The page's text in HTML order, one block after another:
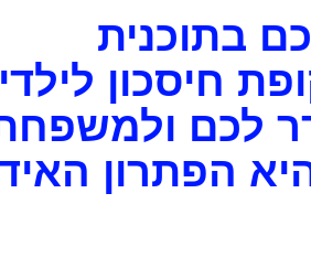
בתוכנית
חיסכון
לכם
הפתרון